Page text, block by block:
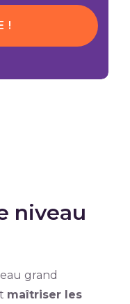
!
niveau
grand
maîtriser les